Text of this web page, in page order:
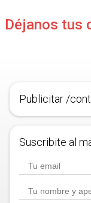
Déjanos tus
Publicitar /
Suscribite al